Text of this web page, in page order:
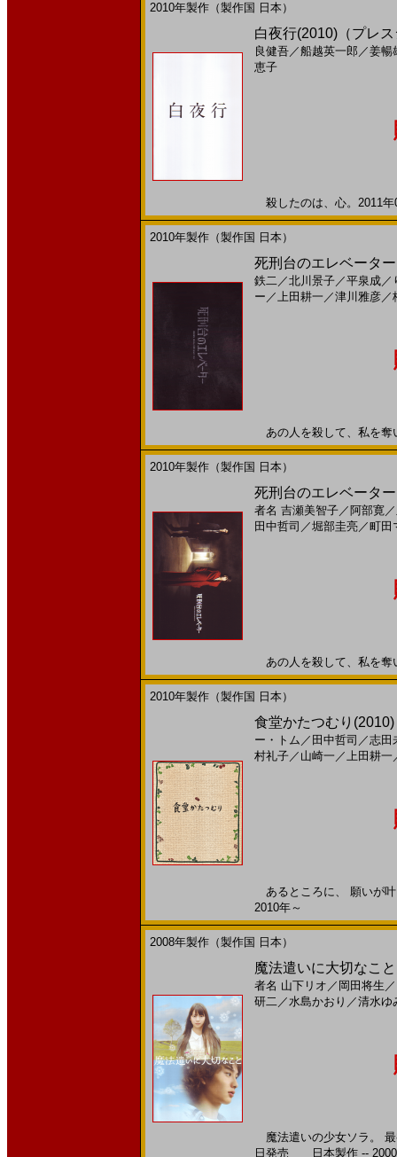
2010年製作（製作国 日本）
白夜行(2010)（プレ
良健吾／船越英一郎 ／姜暢
恵子
殺したのは、心。2011
2010年製作（製作国 日本）
死刑台のエレベータ
鉄二／北川景子／平泉成／
ー ／上田耕一 ／津川雅彦／
あの人を殺して、私を
2010年製作（製作国 日本）
死刑台のエレベータ
者名 吉瀬美智子／ 阿部寛／
田中哲司 ／堀部圭亮／町田
あの人を殺して、私を
2010年製作（製作国 日本）
食堂かたつむり
ー・トム ／ 田中哲司 ／志田
村礼子／ 山崎一 ／上田耕一
あるところに、 願いが
2010年～
2008年製作（製作国 日本）
魔法遣いに大切なこ
者名 山下リオ ／ 岡田将生 ／
研二／水島かおり ／清水ゆ
魔法遣いの少女ソラ。 最
日発売 日本製作 -- 2000